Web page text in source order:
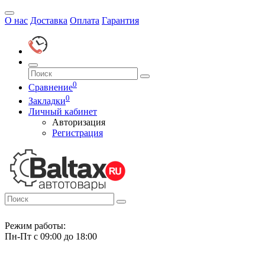
О нас Доставка Оплата Гарантия
Сравнение0
Закладки0
Личный кабинет
Авторизация
Регистрация
Режим работы:
Пн-Пт с 09:00 до 18:00